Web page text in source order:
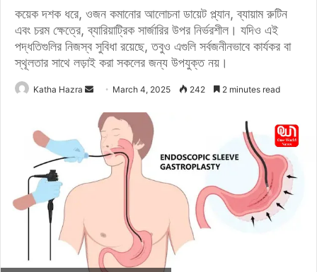
কয়েক দশক ধরে, ওজন কমানোর আলোচনা ডায়েট প্ল্যান, ব্যায়াম রুটিন
এবং চরম ক্ষেত্রে, ব্যারিয়াট্রিক সার্জারির উপর নির্ভরশীল। যদিও এই
পদ্ধতিগুলির নিজস্ব সুবিধা রয়েছে, তবুও এগুলি সর্বজনীনভাবে কার্যকর বা
স্থূলতার সাথে লড়াই করা সকলের জন্য উপযুক্ত নয়।
Katha Hazra
n
a
i
March 4, 2025 242 2 minutes read